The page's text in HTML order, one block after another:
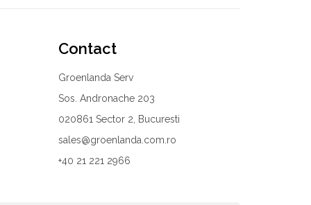
Contact
Groenlanda Serv
Sos. Andronache 203
020861 Sector 2, Bucuresti
sales@groenlanda.com.ro
+40 21 221 2966